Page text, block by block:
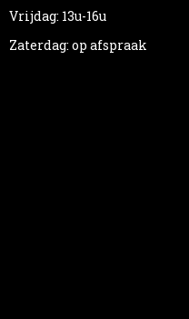
Vrijdag: 13u-16u
Zaterdag: op afspraak